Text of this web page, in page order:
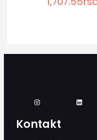
Kontakt